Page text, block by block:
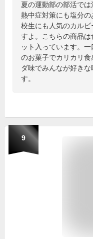
夏の運動部の部活で
熱中症対策にも塩分
校生にも人気のカル
すよ。こちらの商品
ット入っています。
のお菓子でカリカリ
ダ味でみんなが好き
す。
9